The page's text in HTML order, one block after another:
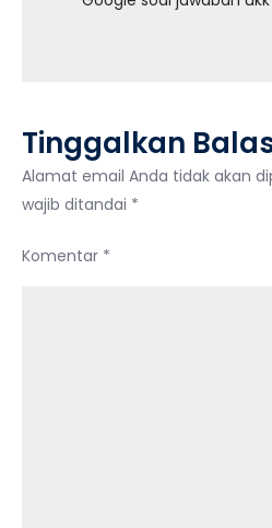
Tinggalkan
Alamat email Anda tidak akan
wajib ditandai *
Komentar *